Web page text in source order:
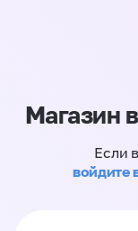
Магазин
Если
войдите